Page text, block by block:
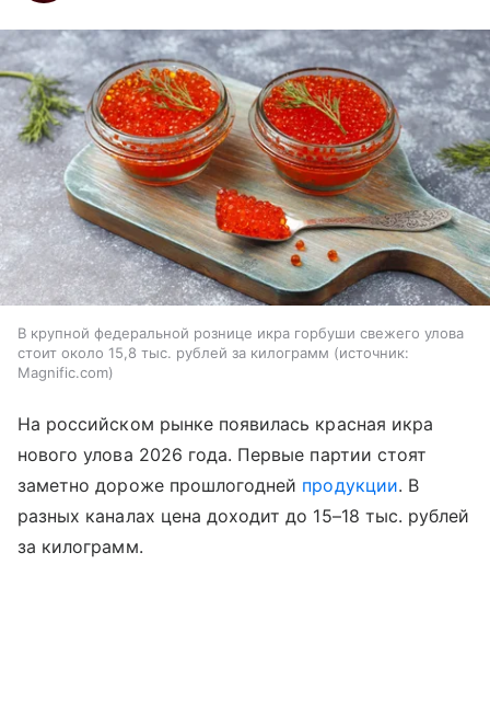
В крупной федеральной рознице икра горбуши свежего улова
стоит около 15,8 тыс. рублей за килограмм
источник:
Magnific.com
На российском рынке появилась красная икра
нового улова 2026 года. Первые партии стоят
заметно дороже прошлогодней продукции. В
разных каналах цена доходит до 15–18 тыс. рублей
за килограмм.